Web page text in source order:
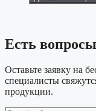
Есть
Оставьте заявку на
специалисты
продукции.